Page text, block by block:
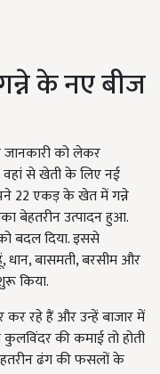
के नए बीज
जानकारी को लेकर
से खेती के लिए नई
22 एकड़ के खेत में गन्ने
बेहतरीन उत्पादन हुआ.
बदल दिया. इससे
धान, बासमती, बरसीम और
किया.
रहे हैं और उन्हें बाजार में
की कमाई तो होती
ढंग की फसलों के